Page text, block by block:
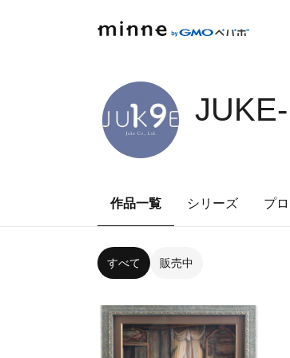
作品一覧 シリーズ プ
すべて 販売中